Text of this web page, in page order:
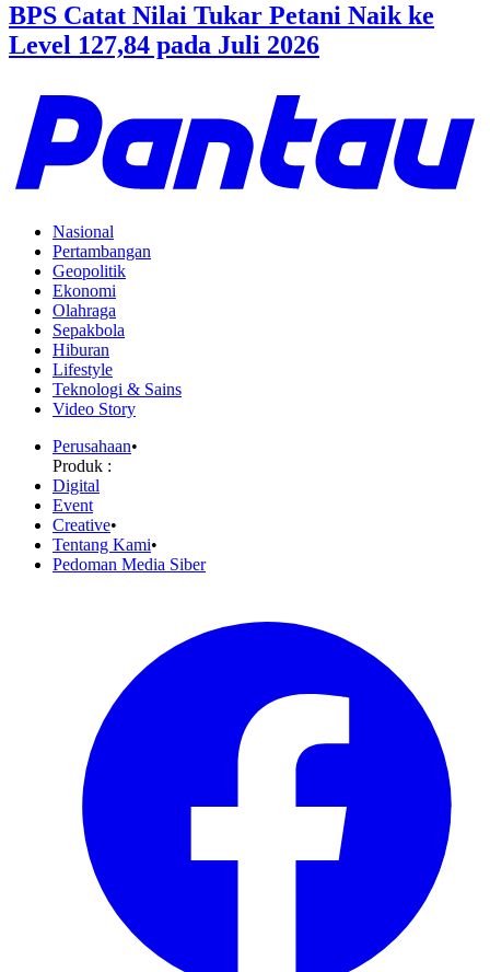
BPS Catat Nilai Tukar Petani Naik ke
Level 127,84 pada Juli 2026
Nasional
Pertambangan
Geopolitik
Ekonomi
Olahraga
Sepakbola
Hiburan
Lifestyle
Teknologi & Sains
Video Story
Perusahaan•
Produk :
Digital
Event
Creative•
Tentang Kami•
Pedoman Media Siber